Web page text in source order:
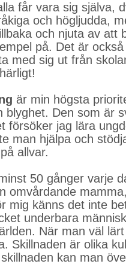
får vara sig själva,
och högljudda,
och njuta av att
på. Det är
med sig ut från
är min högsta
blyghet. Den som är
försöker jag lära
man hjälpa och
allvar.
50 gånger varje
omvårdande
mig känns det inte
underbara
När man väl
Skillnaden är olika
kan man